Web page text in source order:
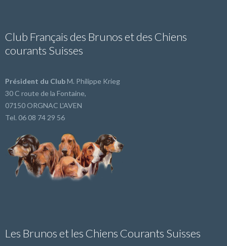
Club Français des Brunos et des Chiens
courants Suisses
Président du ClubM. Philippe Krieg
30 C route de la Fontaine,
07150 ORGNAC L'AVEN
Tel. 06 08 74 29 56
Les Brunos et les Chiens Courants Suisses